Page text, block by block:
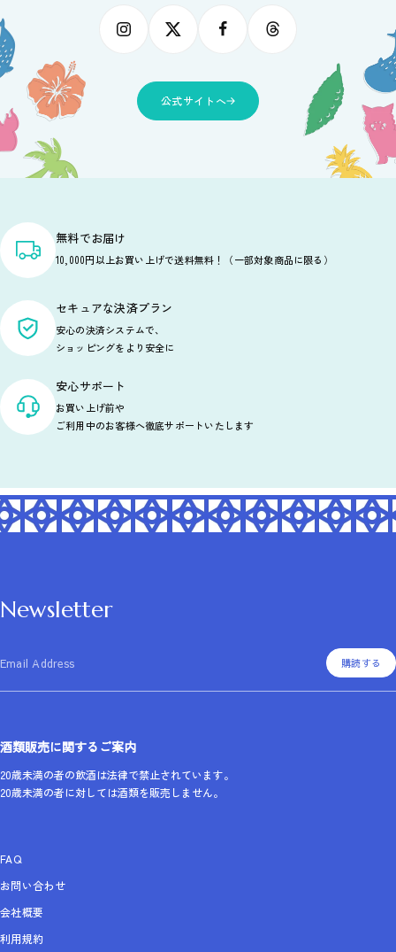
公式サイトへ
無料でお届け
10,000円以上お買い上げで送料無料！（一部対象商品に限る）
セキュアな決済プラン
安心の決済システムで、
ショッピングをより安全に
安心サポート
お買い上げ前や
ご利用中のお客様へ徹底サポートいたします
Newsletter
Email Address 購読する
酒類販売に関するご案内
20歳未満の者の飲酒は法律で禁止されています。
20歳未満の者に対しては酒類を販売しません。
FAQ
お問い合わせ
会社概要
利用規約